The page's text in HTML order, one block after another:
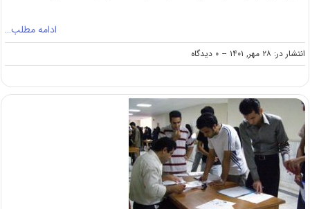
ادامه مطلب…
انتشار در: ۲۸ مهر, ۱۴۰۱ -- ۰ دیدگاه
on
اعلام
وام
شهریه
دانشجویان
ارشد
شهریه‌پرداز
دانشگاه
تربیت
مدرس